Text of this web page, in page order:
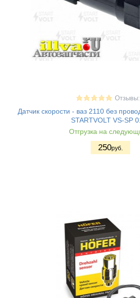
Датчик скорости - ваз 2110 без
STARTVOLT VS-SP
Отгрузка на
250руб.